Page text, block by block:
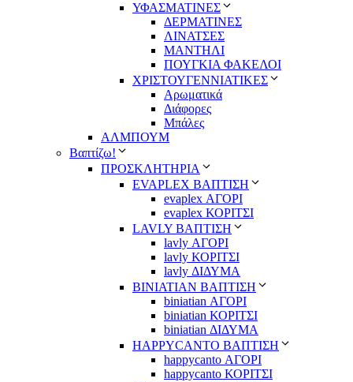
ΥΦΑΣΜΑΤΙΝΕΣ
ΔΕΡΜΑΤΙΝΕΣ
ΛΙΝΑΤΣΕΣ
ΜΑΝΤΗΛΙ
ΠΟΥΓΚΙΑ ΦΑΚΕΛΟΙ
ΧΡΙΣΤΟΥΓΕΝΝΙΑΤΙΚΕΣ
Αρωματικά
Διάφορες
Μπάλες
ΑΛΜΠΟΥΜ
Βαπτίζω!
ΠΡΟΣΚΛΗΤΗΡΙΑ
EVAPLEX ΒΑΠΤΙΣΗ
evaplex ΑΓΟΡΙ
evaplex ΚΟΡΙΤΣΙ
LAVLY ΒΑΠΤΙΣΗ
lavly ΑΓΟΡΙ
lavly ΚΟΡΙΤΣΙ
lavly ΔΙΔΥΜΑ
ΒΙΝΙΑΤΙΑΝ ΒΑΠΤΙΣΗ
biniatian ΑΓΟΡΙ
biniatian ΚΟΡΙΤΣΙ
biniatian ΔΙΔΥΜΑ
HAPPYCANTO ΒΑΠΤΙΣΗ
happycanto ΑΓΟΡΙ
happycanto ΚΟΡΙΤΣΙ